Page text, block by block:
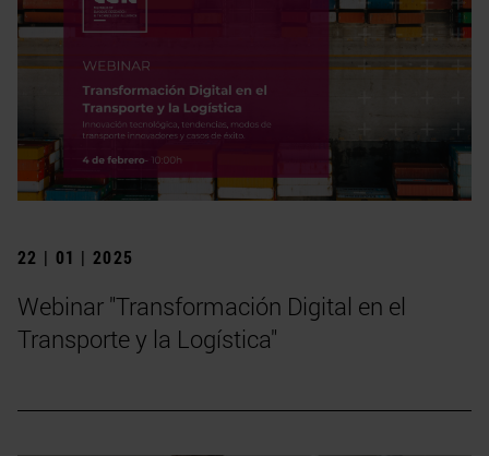
22 | 01 | 2025
Webinar "Transformación Digital en el
Transporte y la Logística"